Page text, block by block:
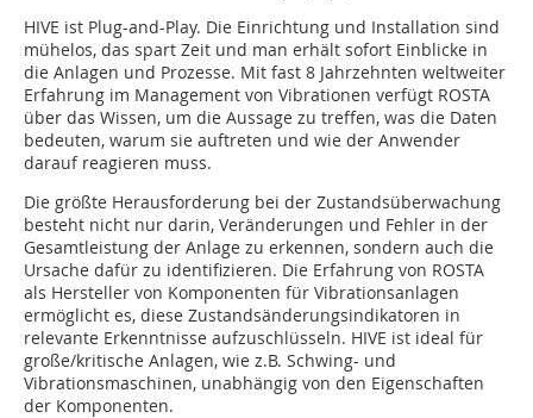
HIVE ist Plug-and-Play. Die Einrichtung und Installation sind
mühelos, das spart Zeit und man erhält sofort Einblicke in
die Anlagen und Prozesse. Mit fast 8 Jahrzehnten weltweiter
Erfahrung im Management von Vibrationen verfügt ROSTA
über das Wissen, um die Aussage zu treffen, was die Daten
bedeuten, warum sie auftreten und wie der Anwender
darauf reagieren muss.
Die größte Herausforderung bei der Zustandsüberwachung
besteht nicht nur darin, Veränderungen und Fehler in der
Gesamtleistung der Anlage zu erkennen, sondern auch die
Ursache dafür zu identifizieren. Die Erfahrung von ROSTA
als Hersteller von Komponenten für Vibrationsanlagen
ermöglicht es, diese Zustandsänderungsindikatoren in
relevante Erkenntnisse aufzuschlüsseln. HIVE ist ideal für
große/kritische Anlagen, wie z.B. Schwing- und
Vibrationsmaschinen, unabhängig von den Eigenschaften
der Komponenten.